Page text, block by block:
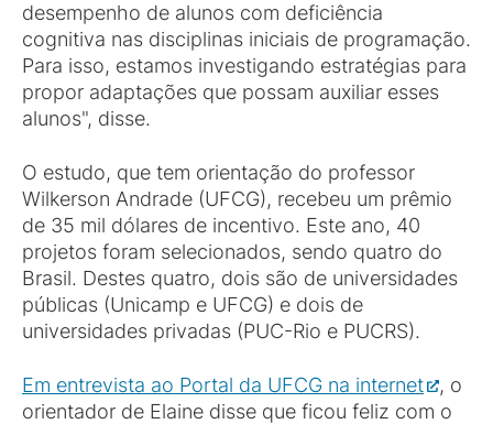
desempenho de alunos com deficiência
cognitiva nas disciplinas iniciais de programação.
Para isso, estamos investigando estratégias para
propor adaptações que possam auxiliar esses
alunos", disse.
O estudo, que tem orientação do professor
Wilkerson Andrade (UFCG), recebeu um prêmio
de 35 mil dólares de incentivo. Este ano, 40
projetos foram selecionados, sendo quatro do
Brasil. Destes quatro, dois são de universidades
públicas (Unicamp e UFCG) e dois de
universidades privadas (PUC-Rio e PUCRS).
Em entrevista ao Portal da UFCG na internet
, o
orientador de Elaine disse que ficou feliz com o